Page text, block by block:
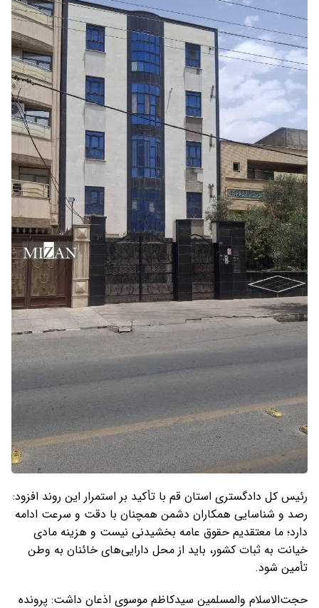
رئیس کل دادگستری استان قم با تأکید بر استمرار این روند افزود:
رصد و شناسایی همکاران دشمن همچنان با دقت و سرعت ادامه
دارد؛ ما معتقدیم حقوق عامه بخشیدنی نیست و هزینه مادی
خیانت به ثبات کشور، باید از محل دارایی‌های خائنان به وطن
تأمین شود.
حجت‌الاسلام والمسلمین سیدکاظم موسوی اذعان داشت: پرونده